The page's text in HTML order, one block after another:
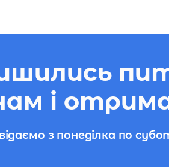
і
з понеділка по